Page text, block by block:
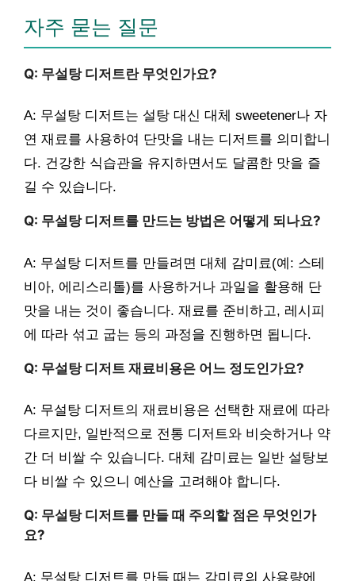
자주 묻는 질문
Q: 무설탕 디저트란 무엇인가요?
A: 무설탕 디저트는 설탕 대신 대체 sweetener나 자
연 재료를 사용하여 단맛을 내는 디저트를 의미합니
다. 건강한 식습관을 유지하면서도 달콤한 맛을 즐
길 수 있습니다.
Q: 무설탕 디저트를 만드는 방법은 어떻게 되나요?
A: 무설탕 디저트를 만들려면 대체 감미료(예: 스테
비아, 에리스리톨)를 사용하거나 과일을 활용해 단
맛을 내는 것이 좋습니다. 재료를 준비하고, 레시피
에 따라 섞고 굽는 등의 과정을 진행하면 됩니다.
Q: 무설탕 디저트 재료비용은 어느 정도인가요?
A: 무설탕 디저트의 재료비용은 선택한 재료에 따라
다르지만, 일반적으로 전통 디저트와 비슷하거나 약
간 더 비쌀 수 있습니다. 대체 감미료는 일반 설탕보
다 비쌀 수 있으니 예산을 고려해야 합니다.
Q: 무설탕 디저트를 만들 때 주의할 점은 무엇인가
요?
A: 무설탕 디저트를 만들 때는 감미료의 사용량에